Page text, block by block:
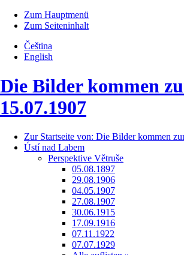
Zum Hauptmenü
Zum Seiteninhalt
Čeština
English
Die Bilder kommen
15.07.1907
Zur Startseite von: Die Bilder kommen
Ústí nad Labem
Perspektive Větruše
05.08.1897
29.08.1906
04.05.1907
27.08.1907
30.06.1915
17.09.1916
07.11.1922
07.07.1929